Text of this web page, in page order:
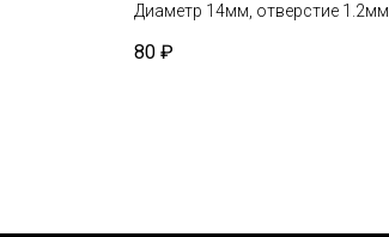
Диаметр 14мм, отверстие 1.2мм
80 ₽